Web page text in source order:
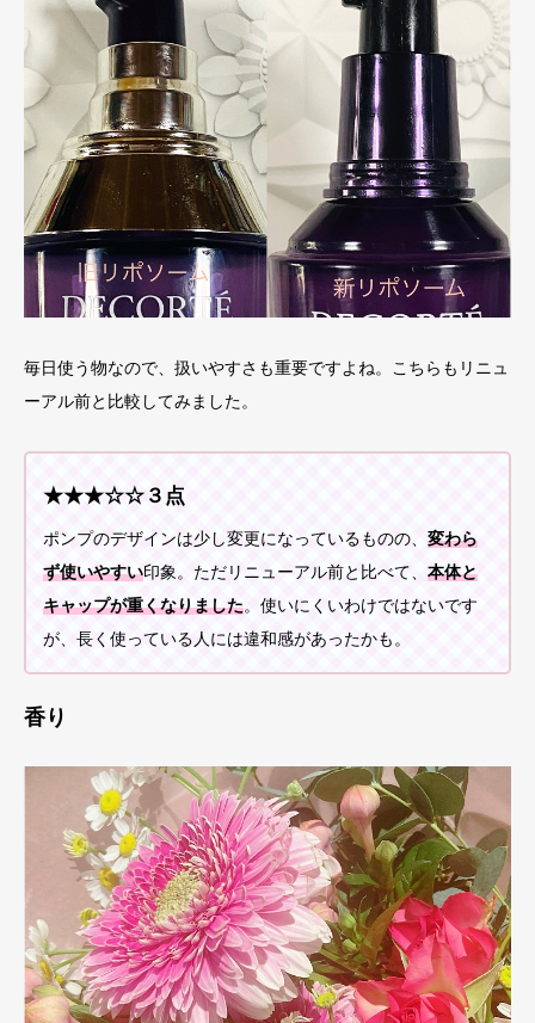
毎日使う物なので、扱いやすさも重要ですよね。こちらもリニュ
ーアル前と比較してみました。
★★★☆☆３点
ポンプのデザインは少し変更になっているものの、 変わら
ず使いやすい印象。ただリニューアル前と比べて、 本体と
キャップが重くなりました。使いにくいわけではないです
が、長く使っている人には違和感があったかも。
香り